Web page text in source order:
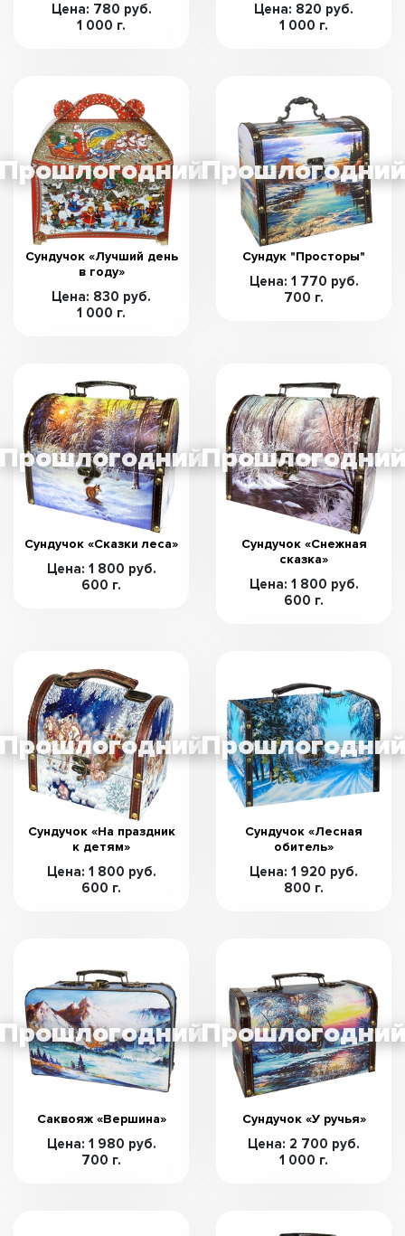
Цена: 780 руб.
1 000 г.
Цена: 820 руб.
1 000 г.
Сундучок «Лучший день
в году»
Цена: 830 руб.
1 000 г.
Сундук "Просторы"
Цена: 1 770 руб.
700 г.
Сундучок «Сказки леса»
Цена: 1 800 руб.
600 г.
Сундучок «Снежная
сказка»
Цена: 1 800 руб.
600 г.
Сундучок «На праздник
к детям»
Цена: 1 800 руб.
600 г.
Сундучок «Лесная
обитель»
Цена: 1 920 руб.
800 г.
Саквояж «Вершина»
Цена: 1 980 руб.
700 г.
Сундучок «У ручья»
Цена: 2 700 руб.
1 000 г.